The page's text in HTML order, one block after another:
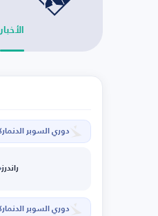
الأخبار
دوري السوبر الدنماركي -
راندرز
دوري السوبر الدنماركي -